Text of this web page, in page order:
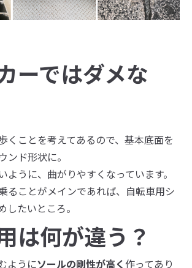
ーではダメな
くことを考えてあるので、基本底面を
ンド形状に。
ように、曲がりやすくなっています。
ることがメインであれば、自転車用シ
したいところ。
は何が違う？
ようにソールの剛性が高く作ってあり